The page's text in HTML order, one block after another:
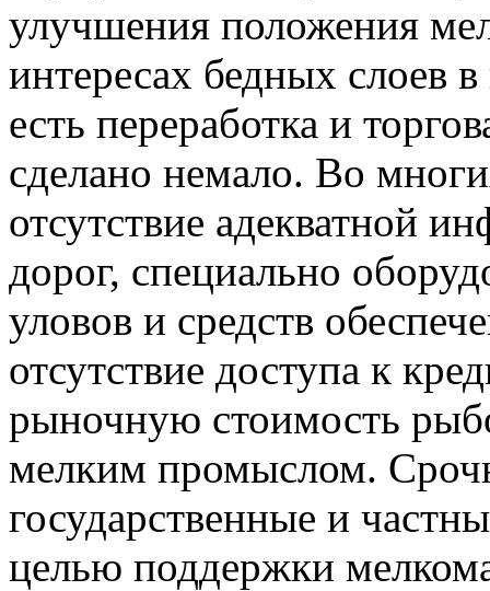
улучшения положения
интересах бедных слоев
есть переработка и
сделано немало. Во
отсутствие адекватной
дорог, специально
уловов и средств
отсутствие доступа к
рыночную стоимость
мелким промыслом.
государственные и
целью поддержки